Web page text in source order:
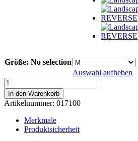
Größe: No selection
Auswahl aufheben
Landscape
-
Manhattan
Menge
In den Warenkorb
Artikelnummer: 017100
Merkmale
Produktsicherheit